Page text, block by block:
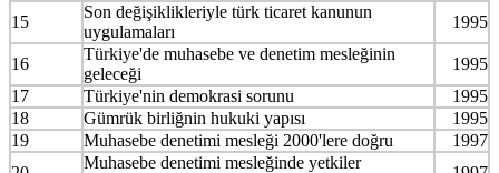
15
Son değişiklikleriyle türk ticaret kanunun
uygulamaları
1995
16
Türkiye'de muhasebe ve denetim mesleğinin
geleceği
1995
17
Türkiye'nin demokrasi sorunu
1995
18
Gümrük birliğnin hukuki yapısı
1995
19
Muhasebe denetimi mesleği 2000'lere doğru
1997
Muhasebe denetimi mesleğinde yetkiler